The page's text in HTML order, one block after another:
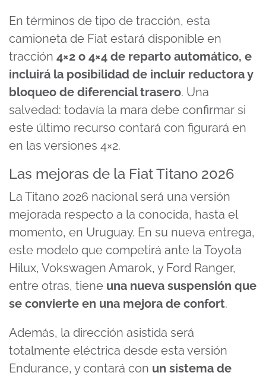
En términos de tipo de tracción, esta
camioneta de Fiat estará disponible en
tracción 4×2 o 4×4 de reparto automático, e
incluirá la posibilidad de incluir reductora y
bloqueo de diferencial trasero. Una
salvedad: todavía la mara debe confirmar si
este último recurso contará con figurará en
en las versiones 4×2.
Las mejoras de la Fiat Titano 2026
La Titano 2026 nacional será una versión
mejorada respecto a la conocida, hasta el
momento, en Uruguay. En su nueva entrega,
este modelo que competirá ante la Toyota
Hilux, Vokswagen Amarok, y Ford Ranger,
entre otras, tiene una nueva suspensión que
se convierte en una mejora de confort.
Además, la dirección asistida será
totalmente eléctrica desde esta versión
Endurance, y contará con un sistema de